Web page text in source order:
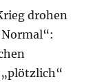
drohen
„plötzlich“